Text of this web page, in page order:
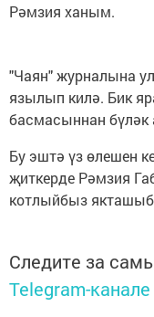
Рәмзия ханым.
"Чаян" журналына
язылып килә. Бик
басмасыннан бүләк
Бу эштә үз өлешен
җиткерде Рәмзия
котлыйбыз
Следите за
Telegram-канале